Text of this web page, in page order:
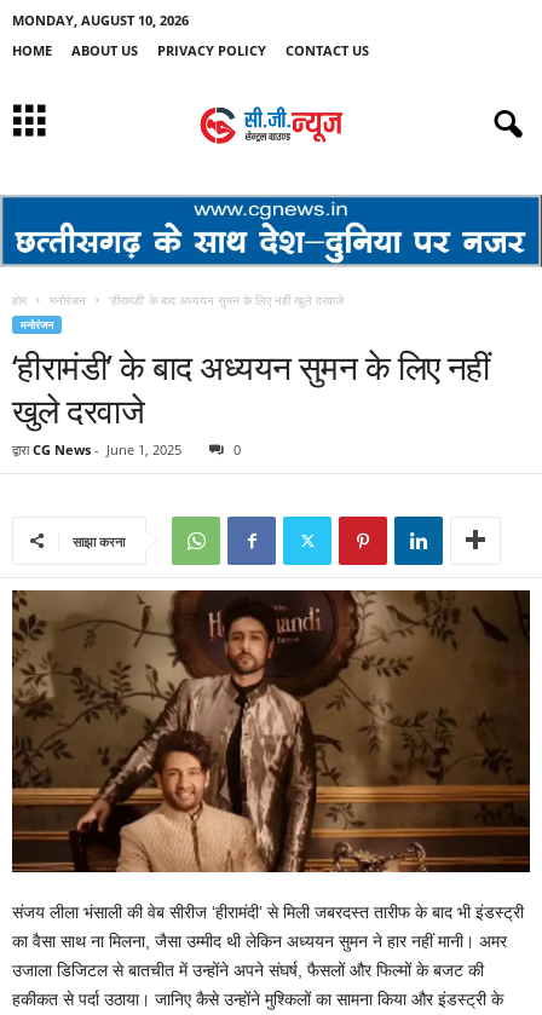
MONDAY, AUGUST 10, 2026
HOME
ABOUT US PRIVACY POLICY CONTACT US
होम मनोरंजन ‘हीरामंडी’ के बाद अध्ययन सुमन के लिए नहीं खुले दरवाजे
मनोरंजन
‘हीरामंडी’ के बाद अध्ययन सुमन के लिए नहीं
खुले दरवाजे
द्वारा CG News - June 1, 2025 0
साझा करना
संजय लीला भंसाली की वेब सीरीज ‘हीरामंदी’ से मिली जबरदस्त तारीफ के बाद भी इंडस्ट्री
का वैसा साथ ना मिलना, जैसा उम्मीद थी लेकिन अध्ययन सुमन ने हार नहीं मानी। अमर
उजाला डिजिटल से बातचीत में उन्होंने अपने संघर्ष, फैसलों और फिल्मों के बजट की
हकीकत से पर्दा उठाया। जानिए कैसे उन्होंने मुश्किलों का सामना किया और इंडस्ट्री के